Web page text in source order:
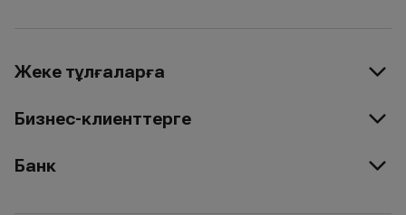
Жеке тұлғаларға
Бизнес-клиенттерге
Банк